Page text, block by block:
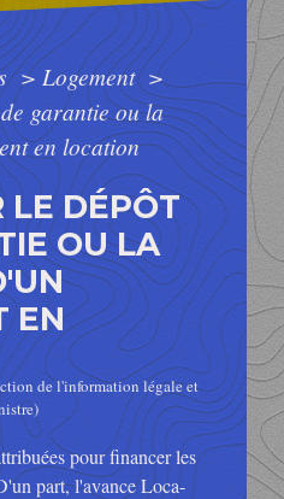
> Logement>
garantie ou la
en location
LE DÉPÔT
OU LA
EN
de l'information légale et
pour financer les
part, l'avance Loca-